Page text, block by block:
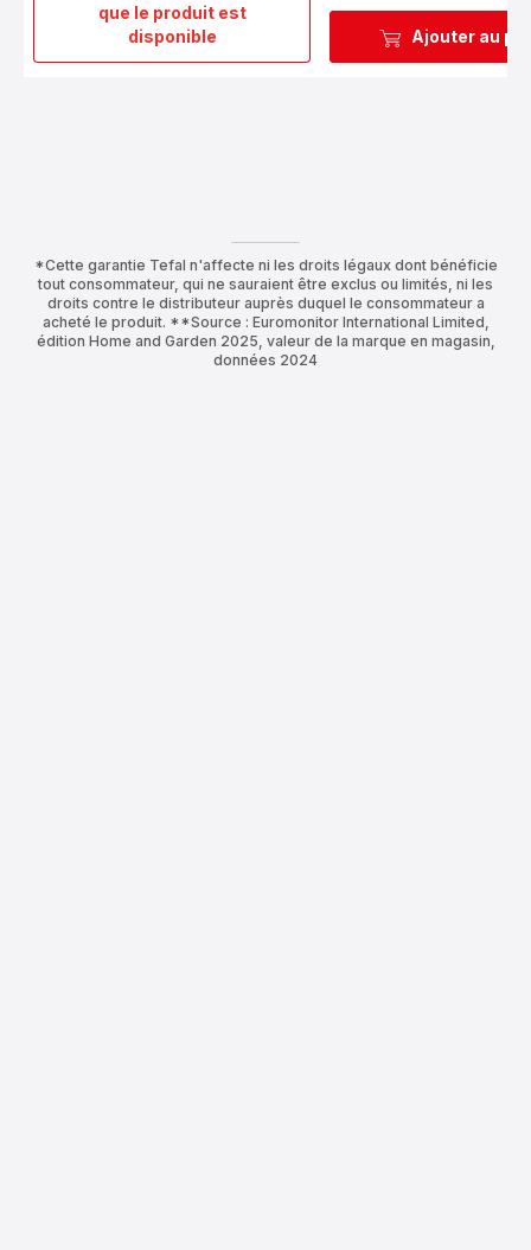
que le produit est
disponible
Ingenio
6
Poignée
Ajouter au
*Cette garantie Tefal n'affecte ni les droits légaux dont bénéficie
tout consommateur, qui ne sauraient être exclus ou limités, ni les
droits contre le distributeur auprès duquel le consommateur a
acheté le produit. **Source : Euromonitor International Limited,
édition Home and Garden 2025, valeur de la marque en magasin,
données 2024